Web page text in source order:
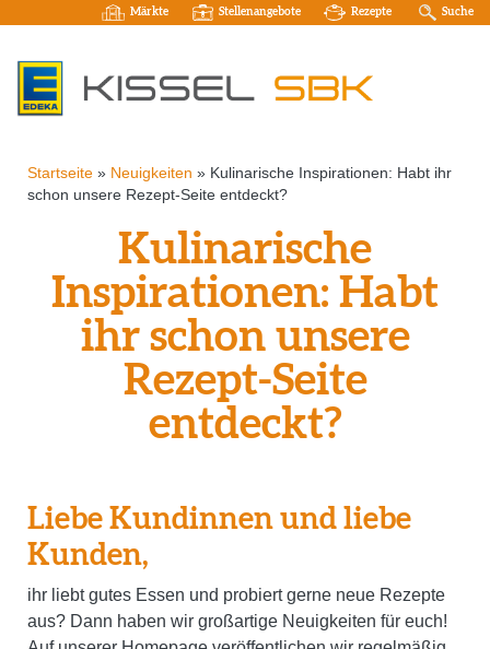
Märkte Stellenangebote Rezepte Suche
Startseite » Neuigkeiten » Kulinarische Inspirationen: Habt ihr
schon unsere Rezept-Seite entdeckt?
Kulinarische
Inspirationen: Habt
ihr schon unsere
Rezept-Seite
entdeckt?
Liebe Kundinnen und liebe
Kunden,
ihr liebt gutes Essen und probiert gerne neue Rezepte
aus? Dann haben wir großartige Neuigkeiten für euch!